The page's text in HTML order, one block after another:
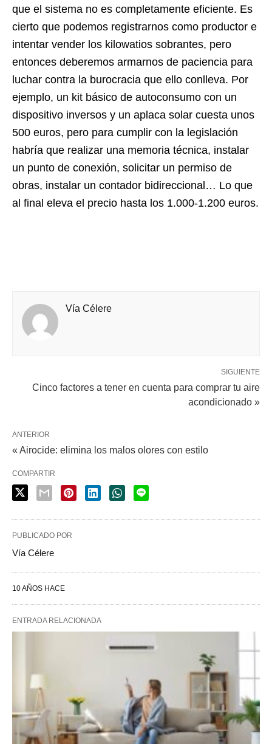
que el sistema no es completamente eficiente. Es
cierto que podemos registrarnos como productor e
intentar vender los kilowatios sobrantes, pero
entonces deberemos armarnos de paciencia para
luchar contra la burocracia que ello conlleva. Por
ejemplo, un kit básico de autoconsumo con un
dispositivo inversos y un aplaca solar cuesta unos
500 euros, pero para cumplir con la legislación
habría que realizar una memoria técnica, instalar
un punto de conexión, solicitar un permiso de
obras, instalar un contador bidireccional… Lo que
al final eleva el precio hasta los 1.000-1.200 euros.
Vía Célere
SIGUIENTE
Cinco factores a tener en cuenta para comprar tu aire
acondicionado »
ANTERIOR
« Airocide: elimina los malos olores con estilo
COMPARTIR
PUBLICADO POR
Vía Célere
10 AÑOS HACE
ENTRADA RELACIONADA